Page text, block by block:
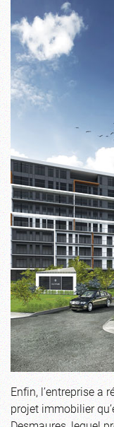
Enfin, l’entreprise a
projet immobilier